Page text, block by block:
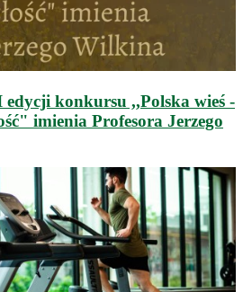
konkursu ,,Polska wieś -
imienia Profesora Jerzego